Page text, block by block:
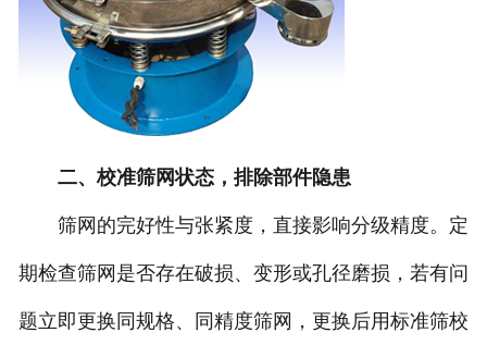
二、校准筛网状态，排除部件隐患
筛网的完好性与张紧度，直接影响分级精度。定
期检查筛网是否存在破损、变形或孔径磨损，若有问
题立即更换同规格、同精度筛网，更换后用标准筛校